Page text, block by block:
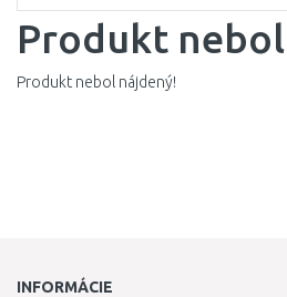
Produkt
Produkt nebol nájdený!
INFORMÁCIE